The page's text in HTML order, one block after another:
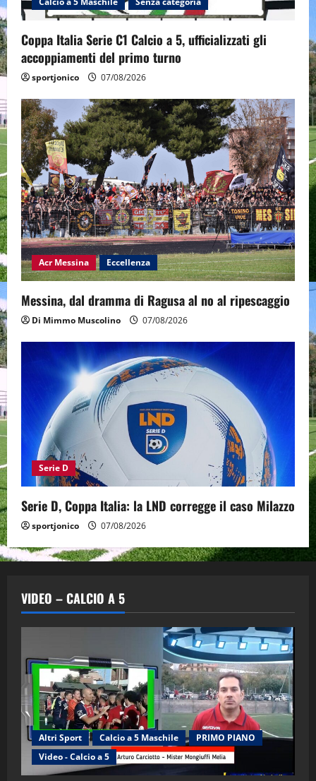
Coppa Italia Serie C1 Calcio a 5, ufficializzati gli
accoppiamenti del primo turno
sportjonico 07/08/2026
Acr Messina Eccellenza
Messina, dal dramma di Ragusa al no al ripescaggio
Di Mimmo Muscolino 07/08/2026
Serie D
Serie D, Coppa Italia: la LND corregge il caso Milazzo
sportjonico 07/08/2026
VIDEO – CALCIO A 5
Altri Sport Calcio a 5 Maschile
PRIMO PIANO
Video - Calcio a 5